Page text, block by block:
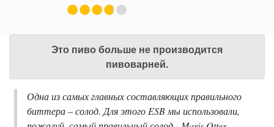
Это пиво больше не производится
пивоварней.
Одна из самых главных составляющих правильного
биттера – солод. Для этого ESB мы использовали,